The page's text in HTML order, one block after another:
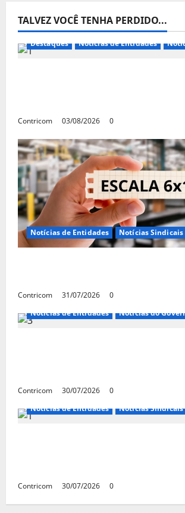
TALVEZ VOCÊ TENHA PERDIDO...
Destaques Notícias de Entidades
Contricom 03/08/2026 0
Notícias de Entidades Notícias Sindicais
Contricom 31/07/2026
0
Notícias de Entidades
Notícias do
Contricom 30/07/2026
0
Notícias de Entidades
Notícias Sindicais
Contricom 30/07/2026 0